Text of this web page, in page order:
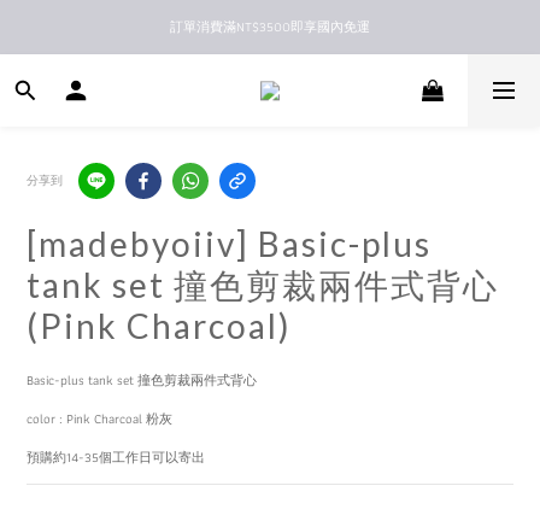
新馬港澳順豐到付配送
訂單消費滿NT$3500即享國內免運
新馬港澳順豐到付配送
分享到
[madebyoiiv] Basic-plus
tank set 撞色剪裁兩件式背心
(Pink Charcoal)
Basic-plus tank set 撞色剪裁兩件式背心
color : Pink Charcoal 粉灰
預購約14-35個工作日可以寄出